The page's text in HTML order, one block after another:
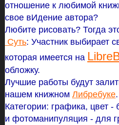
отношение к любимой
свое вИдение автора?
Любите рисовать? Тогда
Суть: Участник выбирает
которая имеется на
обложку.
Лучшие работы будут
нашем книжном Либребуке.
Категории: графика, цвет
и фотоманипуляция - для